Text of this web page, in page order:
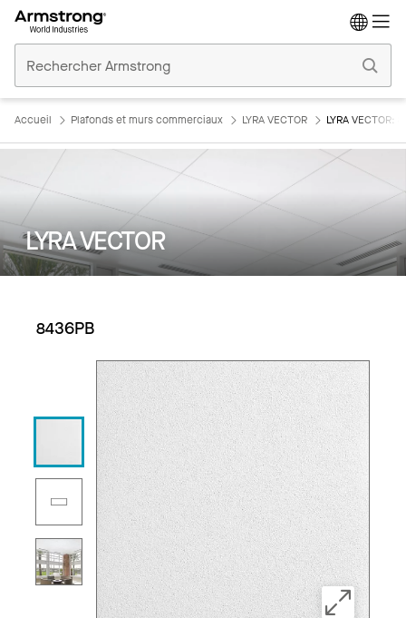
Plafonds
Commerciaux
Accueil Plafonds et murs commerciaux LYRA VECTOR LYRA VECTOR:
LYRA VECTOR
8436PB